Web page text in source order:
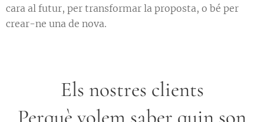
cara al futur, per transformar la proposta, o bé per
crear-ne una de nova.
Els nostres clients